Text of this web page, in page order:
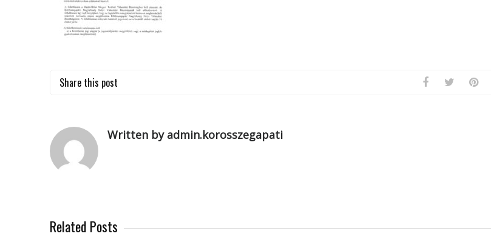
Share this post
Written by admin.korosszegapati
Related Posts